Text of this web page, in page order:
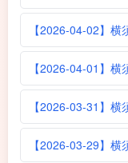
【2026-04-02】
【2026-04-01】横
【2026-03-31】横
【2026-03-29】横